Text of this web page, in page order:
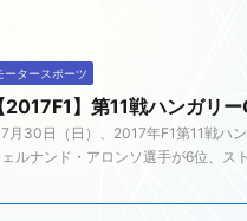
ータースポーツ
【2017F1】第11戦ハンガリ
月30日（日）、2017年F1第11戦ハ
ルナンド・アロンソ選手が6位、ス